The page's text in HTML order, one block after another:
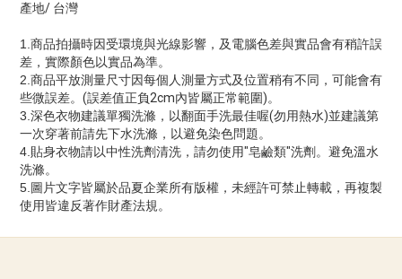
產地/ 台灣
1. 商品拍攝時因受環境與光線影響，及電腦色差與實品會有稍許誤
差，實際顏色以實品為準。
2. 商品平放測量尺寸因每個人測量方式及位置稍有不同，可能會有
些微誤差。 (誤差值正負2cm內皆屬正常範圍)。
3. 深色衣物建議單獨洗滌，以翻面手洗最佳喔(勿用熱水)並建議第
一次穿著前請先下水洗滌，以避免染色問題。
4. 貼身衣物請以中性洗劑清洗，請勿使用"皂鹼類"洗劑。避免溫水
洗滌。
5. 圖片文字皆屬於品夏企業所有版權，未經許可禁止轉載，再複製
使用皆違反著作財產法規。